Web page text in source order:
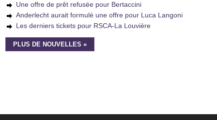
Une offre de prêt refusée pour Bertaccini
Anderlecht aurait formulé une offre pour Luca Langoni
Les derniers tickets pour RSCA-La Louvière
PLUS DE NOUVELLES »